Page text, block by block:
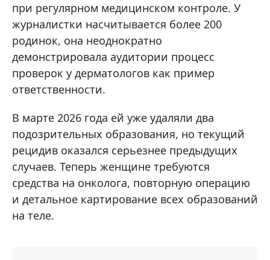
при регулярном медицинском контроле. У
журналистки насчитывается более 200
родинок, она неоднократно
демонстрировала аудитории процесс
проверок у дерматологов как пример
ответственности.
В марте 2026 года ей уже удаляли два
подозрительных образования, но текущий
рецидив оказался серьезнее предыдущих
случаев. Теперь женщине требуются
средства на онколога, повторную операцию
и детальное картирование всех образований
на теле.